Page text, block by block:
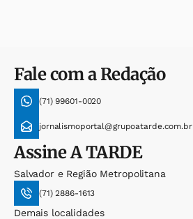
Fale com a Redação
(71) 99601-0020
jornalismoportal@grupoatarde.com.br
AssineA TARDE
Salvador e Região Metropolitana
(71) 2886-1613
Demais localidades